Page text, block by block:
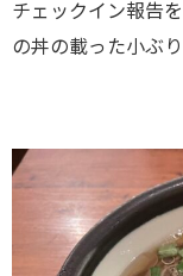
チェックイン報告
の丼の載った小ぶ